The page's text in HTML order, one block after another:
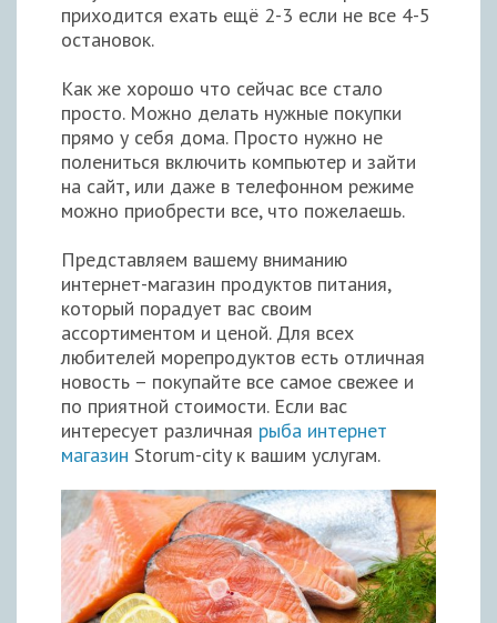
приходится ехать ещё 2-3 если не все 4-5
остановок.
Как же хорошо что сейчас все стало
просто. Можно делать нужные покупки
прямо у себя дома. Просто нужно не
полениться включить компьютер и зайти
на сайт, или даже в телефонном режиме
можно приобрести все, что пожелаешь.
Представляем вашему вниманию
интернет-магазин продуктов питания,
который порадует вас своим
ассортиментом и ценой. Для всех
любителей морепродуктов есть отличная
новость – покупайте все самое свежее и
по приятной стоимости. Если вас
интересует различная рыба интернет
магазин Storum-city к вашим услугам.